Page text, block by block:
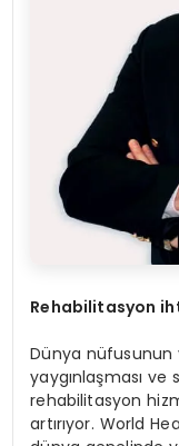
Rehabilitasyon
Dünya nüfusunun
yaygınlaşması ve
rehabilitasyon
artırıyor. World